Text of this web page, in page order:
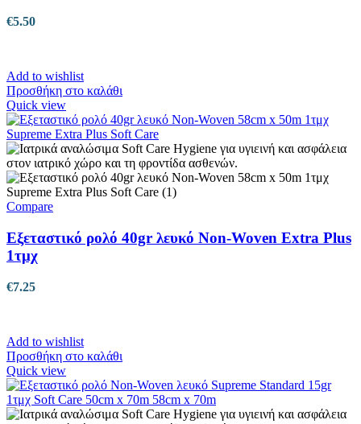
€5.50
Add to wishlist
Προσθήκη στο καλάθι
Quick view
Compare
Εξεταστικό ρολό 40gr λευκό Non-Woven Extra Plus
1τμχ
€7.25
Add to wishlist
Προσθήκη στο καλάθι
Quick view